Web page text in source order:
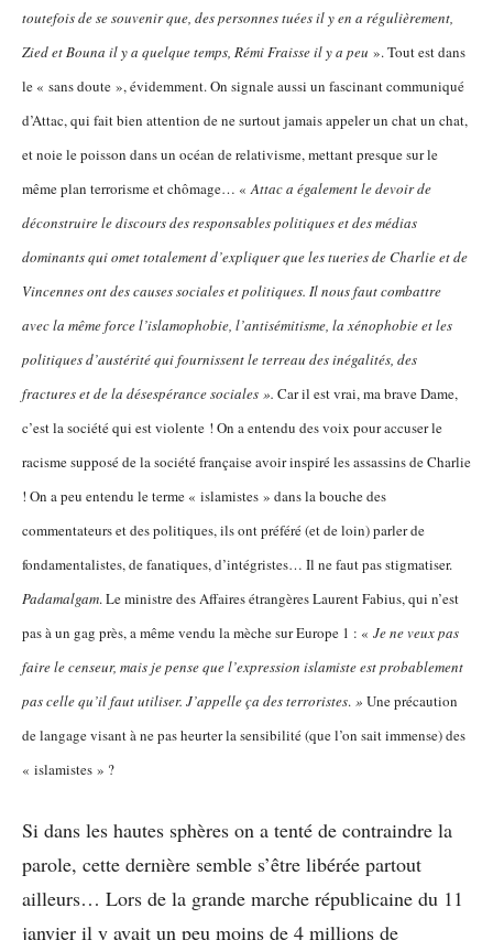
toutefois de se souvenir que, des personnes tuées il y en a régulièrement,
Zied et Bouna il y a quelque temps, Rémi Fraisse il y a peu ». Tout est dans
le « sans doute », évidemment. On signale aussi un fascinant communiqué
d’Attac, qui fait bien attention de ne surtout jamais appeler un chat un chat,
et noie le poisson dans un océan de relativisme, mettant presque sur le
même plan terrorisme et chômage… « Attac a également le devoir de
déconstruire le discours des responsables politiques et des médias
dominants qui omet totalement d’expliquer que les tueries de Charlie et de
Vincennes ont des causes sociales et politiques. Il nous faut combattre
avec la même force l’islamophobie, l’antisémitisme, la xénophobie et les
politiques d’austérité qui fournissent le terreau des inégalités, des
fractures et de la désespérance sociales ». Car il est vrai, ma brave Dame,
c’est la société qui est violente ! On a entendu des voix pour accuser le
racisme supposé de la société française avoir inspiré les assassins de Charlie
! On a peu entendu le terme « islamistes » dans la bouche des
commentateurs et des politiques, ils ont préféré (et de loin) parler de
fondamentalistes, de fanatiques, d’intégristes… Il ne faut pas stigmatiser.
Padamalgam. Le ministre des Affaires étrangères Laurent Fabius, qui n’est
pas à un gag près, a même vendu la mèche sur Europe 1 : « Je ne veux pas
faire le censeur, mais je pense que l’expression islamiste est probablement
pas celle qu’il faut utiliser. J’appelle ça des terroristes. » Une précaution
de langage visant à ne pas heurter la sensibilité (que l’on sait immense) des
« islamistes » ?
Si dans les hautes sphères on a tenté de contraindre la
parole, cette dernière semble s’être libérée partout
ailleurs… Lors de la grande marche républicaine du 11
janvier il y avait un peu moins de 4 millions de